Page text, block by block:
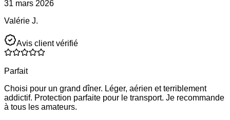
31 mars 2026
Valérie J.
Avis client vérifié
Parfait
Choisi pour un grand dîner. Léger, aérien et terriblement
addictif. Protection parfaite pour le transport. Je recommande
à tous les amateurs.